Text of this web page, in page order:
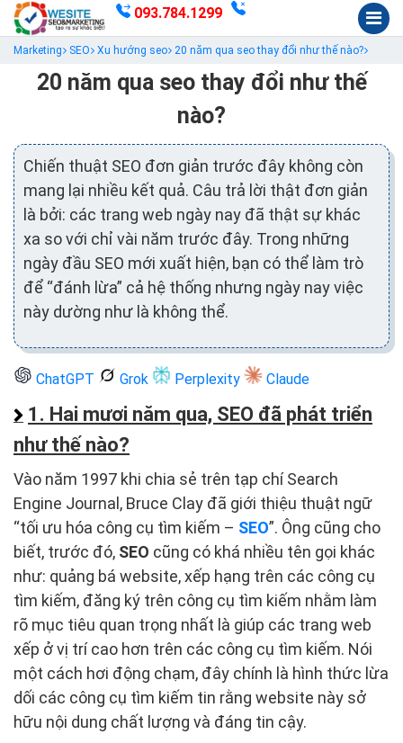
093.784.1299
Marketing SEO Xu hướng seo 20 năm qua seo thay đổi như thế nào?
20 năm qua seo thay đổi như thế
nào?
Chiến thuật SEO đơn giản trước đây không còn
mang lại nhiều kết quả. Câu trả lời thật đơn giản
là bởi: các trang web ngày nay đã thật sự khác
xa so với chỉ vài năm trước đây. Trong những
ngày đầu SEO mới xuất hiện, bạn có thể làm trò
để “đánh lừa” cả hệ thống nhưng ngày nay việc
này dường như là không thể.
ChatGPT Grok Perplexity Claude
1. Hai mươi năm qua, SEO đã phát triển
như thế nào?
Vào năm 1997 khi chia sẻ trên tạp chí Search
Engine Journal, Bruce Clay đã giới thiệu thuật ngữ
“tối ưu hóa công cụ tìm kiếm – SEO”. Ông cũng cho
biết, trước đó, SEO cũng có khá nhiều tên gọi khác
như: quảng bá website, xếp hạng trên các công cụ
tìm kiếm, đăng ký trên công cụ tìm kiếm nhằm làm
rõ mục tiêu quan trọng nhất là giúp các trang web
xếp ở vị trí cao hơn trên các công cụ tìm kiếm. Nói
một cách hơi động chạm, đây chính là hình thức lừa
dối các công cụ tìm kiếm tin rằng website này sở
hữu nội dung chất lượng và đáng tin cậy.